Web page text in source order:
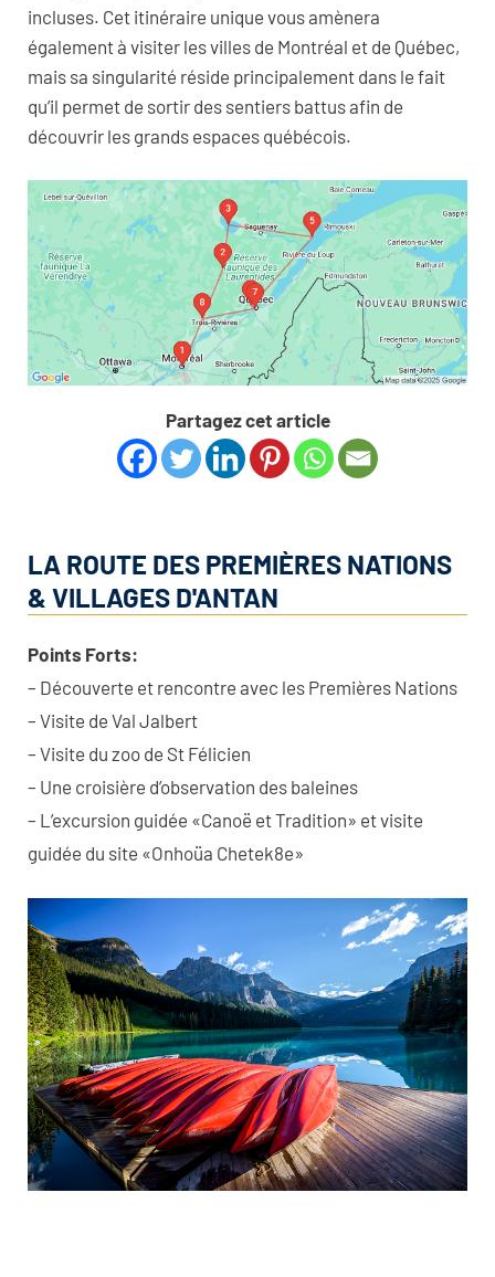
incluses. Cet itinéraire unique vous amènera
également à visiter les villes de Montréal et de Québec,
mais sa singularité réside principalement dans le fait
qu’il permet de sortir des sentiers battus afin de
découvrir les grands espaces québécois.
Partagez cet article
LA ROUTE DES PREMIÈRES NATIONS
& VILLAGES D'ANTAN
Points Forts:
– Découverte et rencontre avec les Premières Nations
– Visite de Val Jalbert
– Visite du zoo de St Félicien
– Une croisière d’observation des baleines
– L’excursion guidée «Canoë et Tradition» et visite
guidée du site «Onhoüa Chetek8e»